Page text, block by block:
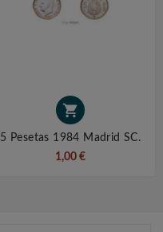

5 Pesetas 1984 Madrid SC.
1,00 €